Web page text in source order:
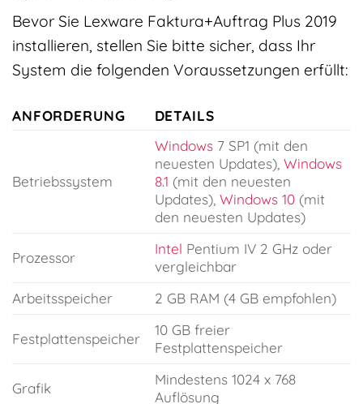
Bevor Sie Lexware Faktura+Auftrag Plus 2019
installieren, stellen Sie bitte sicher, dass Ihr
System die folgenden Voraussetzungen erfüllt:
ANFORDERUNG DETAILS
Betriebssystem
Windows7 SP1 (mit den
neuesten Updates), Windows
8.1 (mit den neuesten
Updates), Windows 10(mit
den neuesten Updates)
Prozessor
Intel Pentium IV 2 GHz oder
vergleichbar
Arbeitsspeicher
2 GB RAM (4 GB empfohlen)
Festplattenspeicher
10 GB freier
Festplattenspeicher
Grafik
Mindestens 1024 x 768
Auflösung